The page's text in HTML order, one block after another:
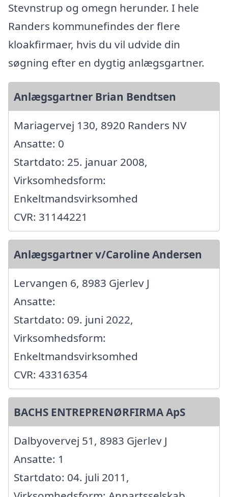
Stevnstrup og omegn herunder. I hele
Randers kommunefindes der flere
kloakfirmaer, hvis du vil udvide din
søgning efter en dygtig anlægsgartner.
Anlægsgartner Brian Bendtsen
Mariagervej 130, 8920 Randers NV
Ansatte: 0
Startdato: 25. januar 2008,
Virksomhedsform:
Enkeltmandsvirksomhed
CVR: 31144221
Anlægsgartner v/Caroline Andersen
Lervangen 6, 8983 Gjerlev J
Ansatte:
Startdato: 09. juni 2022,
Virksomhedsform:
Enkeltmandsvirksomhed
CVR: 43316354
BACHS ENTREPRENØRFIRMA ApS
Dalbyovervej 51, 8983 Gjerlev J
Ansatte: 1
Startdato: 04. juli 2011,